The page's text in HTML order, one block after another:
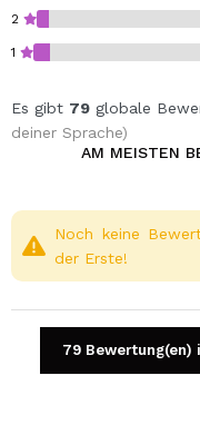
2
1
Es gibt 79 globale
deiner Sprache)
AM MEISTEN
Noch keine
der Erste!
79 Bewertung(en)